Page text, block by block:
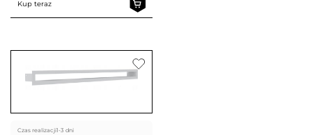
Kup teraz
Czas realizacji1-3 dni